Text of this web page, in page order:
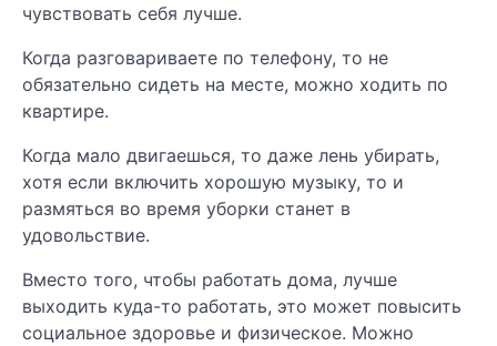
чувствовать себя лучше.
Когда разговариваете по телефону, то не
обязательно сидеть на месте, можно ходить по
квартире.
Когда мало двигаешься, то даже лень убирать,
хотя если включить хорошую музыку, то и
размяться во время уборки станет в
удовольствие.
Вместо того, чтобы работать дома, лучше
выходить куда-то работать, это может повысить
социальное здоровье и физическое. Можно